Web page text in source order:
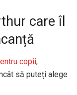
care îl
copii,
să puteți alege